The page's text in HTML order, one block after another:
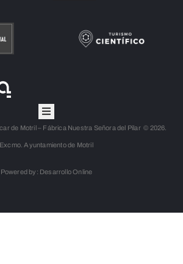
de Motril – Fábrica Nuestra Señora del Pilar © 2026.
Excmo. Ayuntamiento de Motril
Powered by: Desarrollo Online